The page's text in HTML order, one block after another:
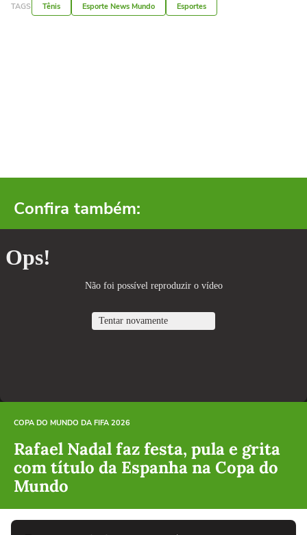
TAGS Tênis Esporte News Mundo Esportes
Confira também:
COPA DO MUNDO DA FIFA 2026
Rafael Nadal faz festa, pula e grita
com título da Espanha na Copa do
Mundo